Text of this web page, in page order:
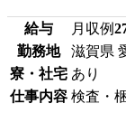
給与 月収例
勤務地
滋賀県
寮・社宅 あり
仕事内容 検査・